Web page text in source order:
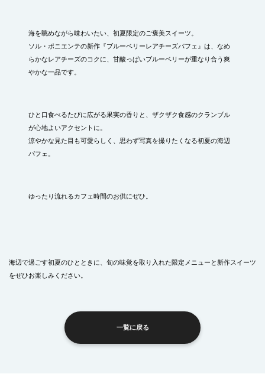
海を眺めながら味わいたい、初夏限定のご褒美スイーツ。
ソル・ポニエンテの新作『ブルーベリーレアチーズパフェ』は、なめ
らかなレアチーズのコクに、甘酸っぱいブルーベリーが重なり合う爽
やかな一品です。
ひと口食べるたびに広がる果実の香りと、ザクザク食感のクランブル
が心地よいアクセントに。
涼やかな見た目も可愛らしく、思わず写真を撮りたくなる初夏の海辺
パフェ。
ゆったり流れるカフェ時間のお供にぜひ。
海辺で過ごす初夏のひとときに、旬の味覚を取り入れた限定メニューと新作スイーツ
をぜひお楽しみください。
一覧に戻る